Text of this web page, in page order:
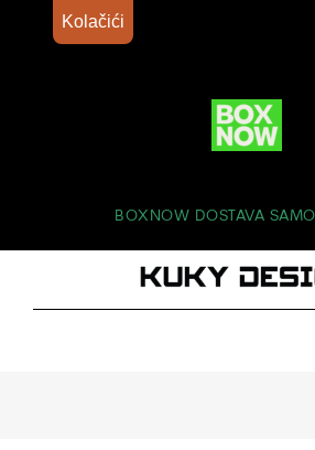
BOXNOW DOSTAVA
Kolačići